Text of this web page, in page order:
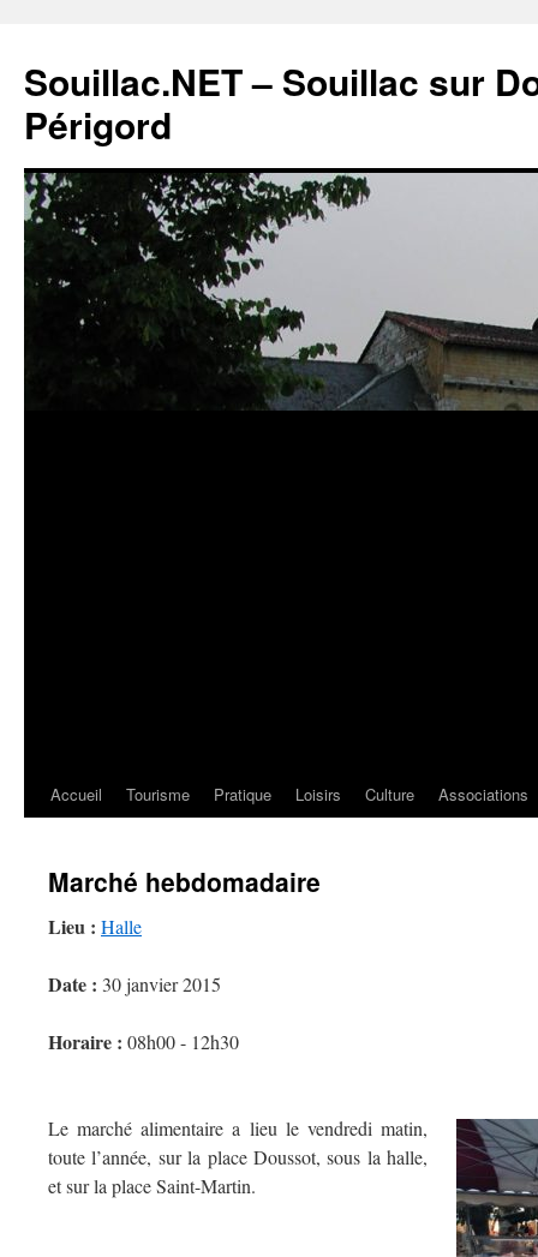
Souillac.NET – Souillac sur
Périgord
Accueil Tourisme Pratique Loisirs Culture Associations
Marché hebdomadaire
Lieu : Halle
Date : 30 janvier 2015
Horaire : 08h00 - 12h30
Le marché alimentaire a lieu le vendredi matin,
toute l’année, sur la place Doussot, sous la halle,
et sur la place Saint-Martin.